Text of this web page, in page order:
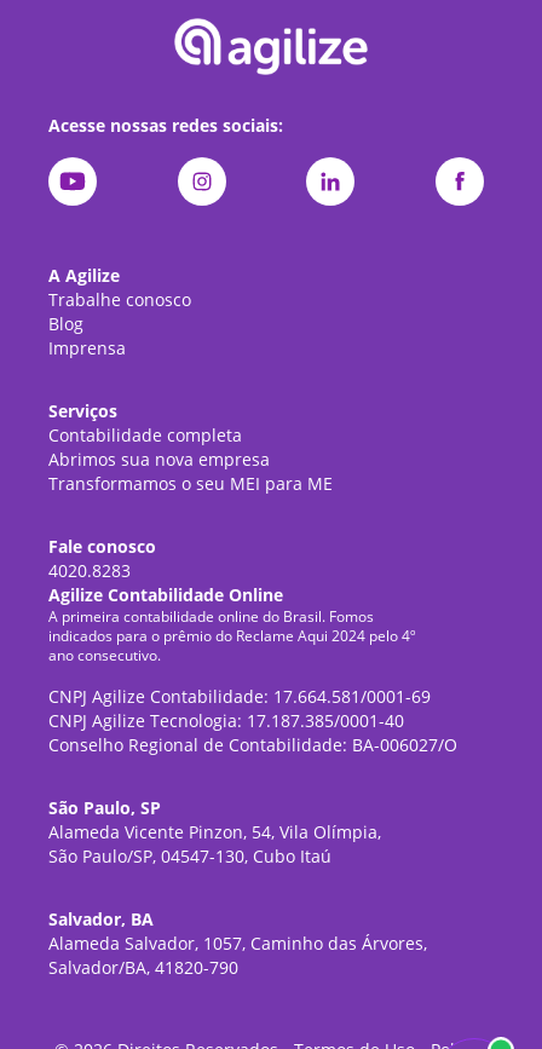
Acesse nossas redes sociais:
A Agilize
Trabalhe conosco
Blog
Imprensa
Serviços
Contabilidade completa
Abrimos sua nova empresa
Transformamos o seu MEI para ME
Fale conosco
4020.8283
Agilize Contabilidade Online
A primeira contabilidade online do Brasil. Fomos
indicados para o prêmio do Reclame Aqui 2024 pelo 4º
ano consecutivo.
CNPJ Agilize Contabilidade: 17.664.581/0001-69
CNPJ Agilize Tecnologia: 17.187.385/0001-40
Conselho Regional de Contabilidade: BA-006027/O
São Paulo, SP
Alameda Vicente Pinzon, 54, Vila Olímpia,
São Paulo/SP, 04547-130, Cubo Itaú
Salvador, BA
Alameda Salvador, 1057, Caminho das Árvores,
Salvador/BA, 41820-790